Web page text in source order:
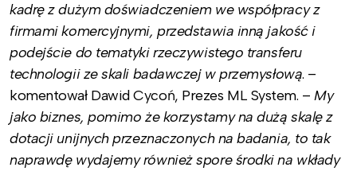
kadrę z dużym doświadczeniem we współpracy z
firmami komercyjnymi, przedstawia inną jakość i
podejście do tematyki rzeczywistego transferu
technologii ze skali badawczej w przemysłową. –
komentował Dawid Cycoń, Prezes ML System. –My
jako biznes, pomimo że korzystamy na dużą skalę z
dotacji unijnych przeznaczonych na badania, to tak
naprawdę wydajemy również spore środki na wkłady